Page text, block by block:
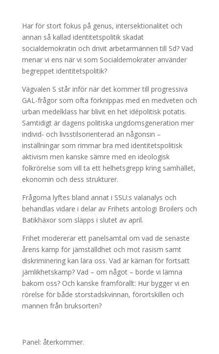
Har för stort fokus på genus, intersektionalitet och
annan så kallad identitetspolitik skadat
socialdemokratin och drivit arbetarmännen till Sd? Vad
menar vi ens när vi som Socialdemokrater använder
begreppet identitetspolitik?
Vägvalen S står inför när det kommer till progressiva
GAL-frågor som ofta förknippas med en medveten och
urban medelklass har blivit en het idépolitisk potatis.
Samtidigt är dagens politiska ungdomsgeneration mer
individ- och livsstilsorienterad än någonsin –
inställningar som rimmar bra med identitetspolitisk
aktivism men kanske sämre med en ideologisk
folkrörelse som vill ta ett helhetsgrepp kring samhället,
ekonomin och dess strukturer.
Frågorna lyftes bland annat i SSU:s valanalys och
behandlas vidare i delar av Frihets antologi Broilers och
Batikhäxor som släpps i slutet av april.
Frihet modererar ett panelsamtal om vad de senaste
årens kamp för jämställdhet och mot rasism samt
diskriminering kan lära oss. Vad är kärnan för fortsatt
jämlikhetskamp? Vad – om något – borde vi lämna
bakom oss? Och kanske framförallt: Hur bygger vi en
rörelse för både storstadskvinnan, förortskillen och
mannen från bruksorten?
Panel: återkommer.